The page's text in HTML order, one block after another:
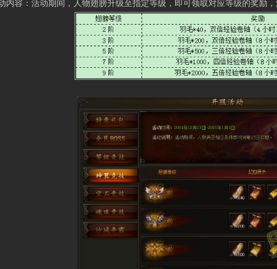
：活动期间，人物翅膀升级至指定等级，即可领取对应等级的奖励，